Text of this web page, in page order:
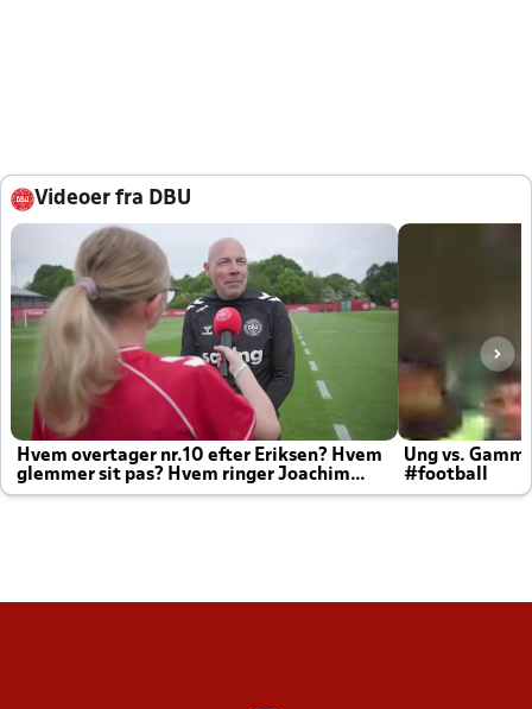
Videoer fra DBU
Hvem overtager nr.10 efter Eriksen? Hvem
glemmer sit pas? Hvem ringer Joachim
altid til efter kampe?
Ung vs.
#football